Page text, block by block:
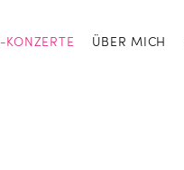
ÜBER MICH